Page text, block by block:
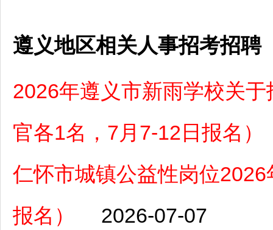
遵义地区相关人事招考招聘
2026年遵义市新雨学校关
官各1名，7月7-12日报名）
仁怀市城镇公益性岗位
报名）
2026-07-07